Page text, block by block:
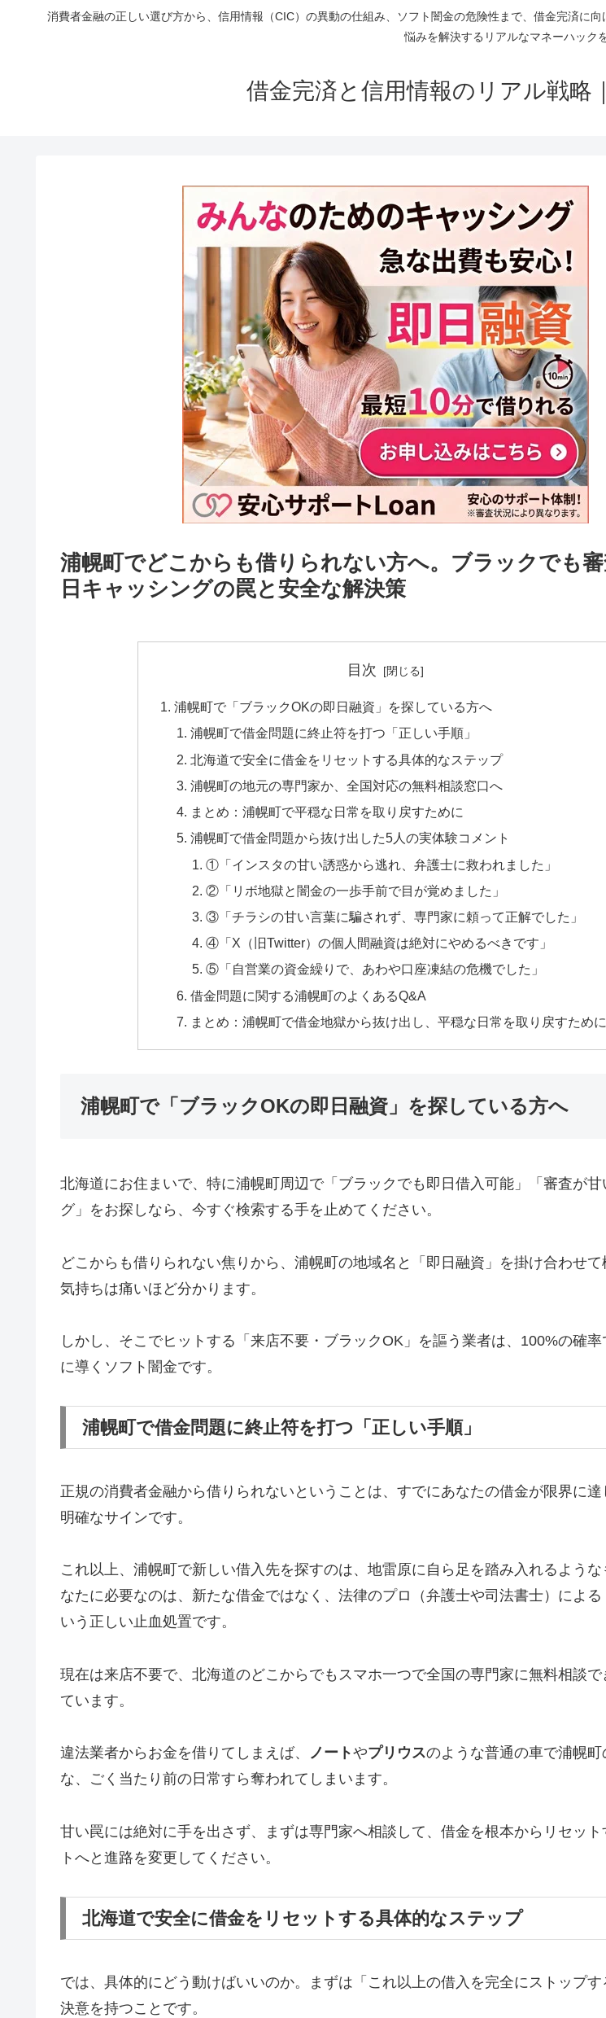
消費者金融の正しい選び方から、信用情報（CIC）の異動の仕組み、ソフト闇金の危険性まで、借金完済に
悩みを解決するリアルなマネーハック
借金完済と信用情報のリアル戦略
浦幌町でどこからも借りられない方へ。ブラックでも
日キャッシングの罠と安全な解決策
目次
浦幌町で「ブラックOKの即日融資」を探している方へ
浦幌町で借金問題に終止符を打つ「正しい手順」
北海道で安全に借金をリセットする具体的なステップ
浦幌町の地元の専門家か、全国対応の無料相談窓口へ
まとめ：浦幌町で平穏な日常を取り戻すために
浦幌町で借金問題から抜け出した5人の実体験コメント
①「インスタの甘い誘惑から逃れ、弁護士に救われました」
②「リボ地獄と闇金の一歩手前で目が覚めました」
③「チラシの甘い言葉に騙されず、専門家に頼って正解でした」
④「X（旧Twitter）の個人間融資は絶対にやめるべきです」
⑤「自営業の資金繰りで、あわや口座凍結の危機でした」
借金問題に関する浦幌町のよくあるQ&A
まとめ：浦幌町で借金地獄から抜け出し、平穏な日常を取り戻すために
浦幌町で「ブラックOKの即日融資」を探している方へ
北海道にお住まいで、特に浦幌町周辺で「ブラックでも即日借入可能」「審査が甘
グ」をお探しなら、今すぐ検索する手を止めてください。
どこからも借りられない焦りから、浦幌町の地域名と「即日融資」を掛け合わせて
気持ちは痛いほど分かります。
しかし、そこでヒットする「来店不要・ブラックOK」を謳う業者は、100%の確
に導くソフト闇金です。
浦幌町で借金問題に終止符を打つ「正しい手順」
正規の消費者金融から借りられないということは、すでにあなたの借金が限界に達
明確なサインです。
これ以上、浦幌町で新しい借入先を探すのは、地雷原に自ら足を踏み入れるよう
なたに必要なのは、新たな借金ではなく、法律のプロ（弁護士や司法書士）による
いう正しい止血処置です。
現在は来店不要で、北海道のどこからでもスマホ一つで全国の専門家に無料相談で
ています。
違法業者からお金を借りてしまえば、 ノートやプリウスのような普通の車で浦幌町
な、ごく当たり前の日常すら奪われてしまいます。
甘い罠には絶対に手を出さず、まずは専門家へ相談して、借金を根本からリセッ
トへと進路を変更してください。
北海道で安全に借金をリセットする具体的なステップ
では、具体的にどう動けばいいのか。まずは「これ以上の借入を完全にストップ
決意を持つことです。